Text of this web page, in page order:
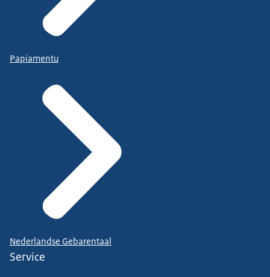
Papiamentu
Nederlandse Gebarentaal
Service